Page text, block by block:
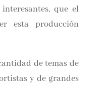
que el
esta producción
de temas de
y de grandes